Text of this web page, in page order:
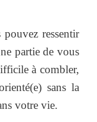
ressentir
partie de vous
à combler,
sans la
votre vie.